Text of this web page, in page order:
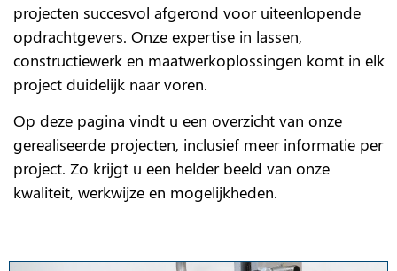
projecten succesvol afgerond voor uiteenlopende
opdrachtgevers. Onze expertise in lassen,
constructiewerk en maatwerkoplossingen komt in elk
project duidelijk naar voren.
Op deze pagina vindt u een overzicht van onze
gerealiseerde projecten, inclusief meer informatie per
project. Zo krijgt u een helder beeld van onze
kwaliteit, werkwijze en mogelijkheden.